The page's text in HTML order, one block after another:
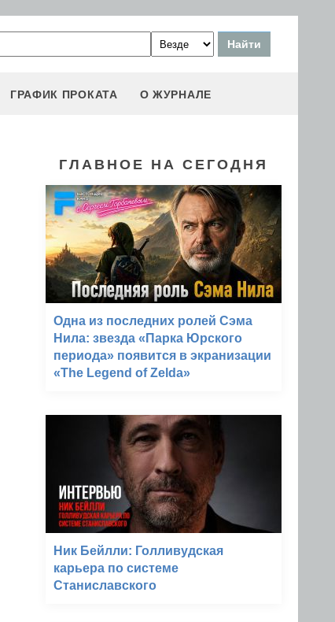
ГРАФИК ПРОКАТА О ЖУРНАЛЕ
ГЛАВНОЕ НА СЕГОДНЯ
Одна из последних ролей Сэма
Нила: звезда «Парка Юрского
периода» появится в экранизации
«The Legend of Zelda»
Ник Бейлли: Голливудская
карьера по системе
Станиславского